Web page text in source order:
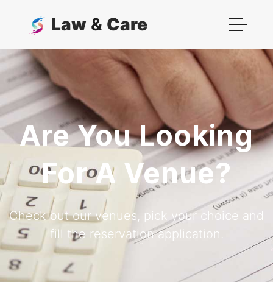
Law & Care
Are You Looking
For A Venue?
Check out our venues, pick your choice and
fill the reservation application.